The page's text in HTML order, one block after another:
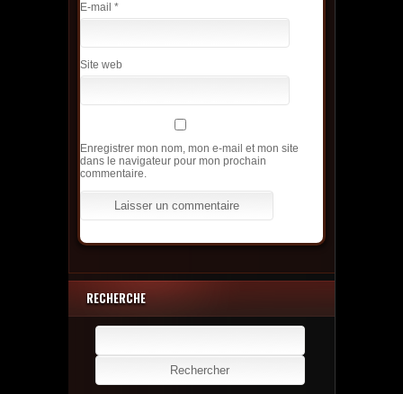
E-mail *
Site web
Enregistrer mon nom, mon e-mail et mon site
dans le navigateur pour mon prochain
commentaire.
RECHERCHE
Rechercher :